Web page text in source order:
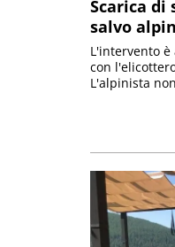
Scarica
salvo
L'intervento
con
L'alpinista